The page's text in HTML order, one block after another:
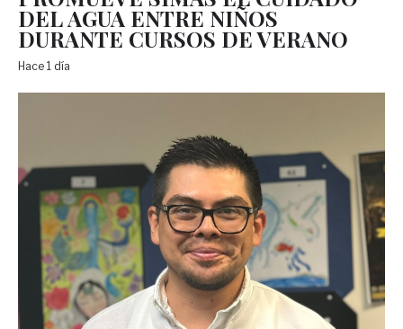
DEL AGUA ENTRE NIÑOS
DURANTE CURSOS DE VERANO
Hace 1 día